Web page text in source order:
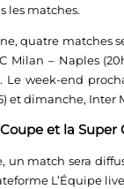
les matches.
quatre matches
Milan – Naples
Le week-end
et dimanche, Inter
et la Super
match sera
L’Équipe